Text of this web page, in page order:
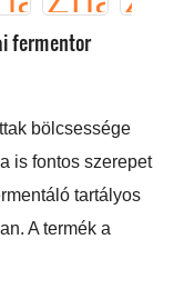
fermentor
bölcsessége
is fontos szerepet
tartályos
A termék a